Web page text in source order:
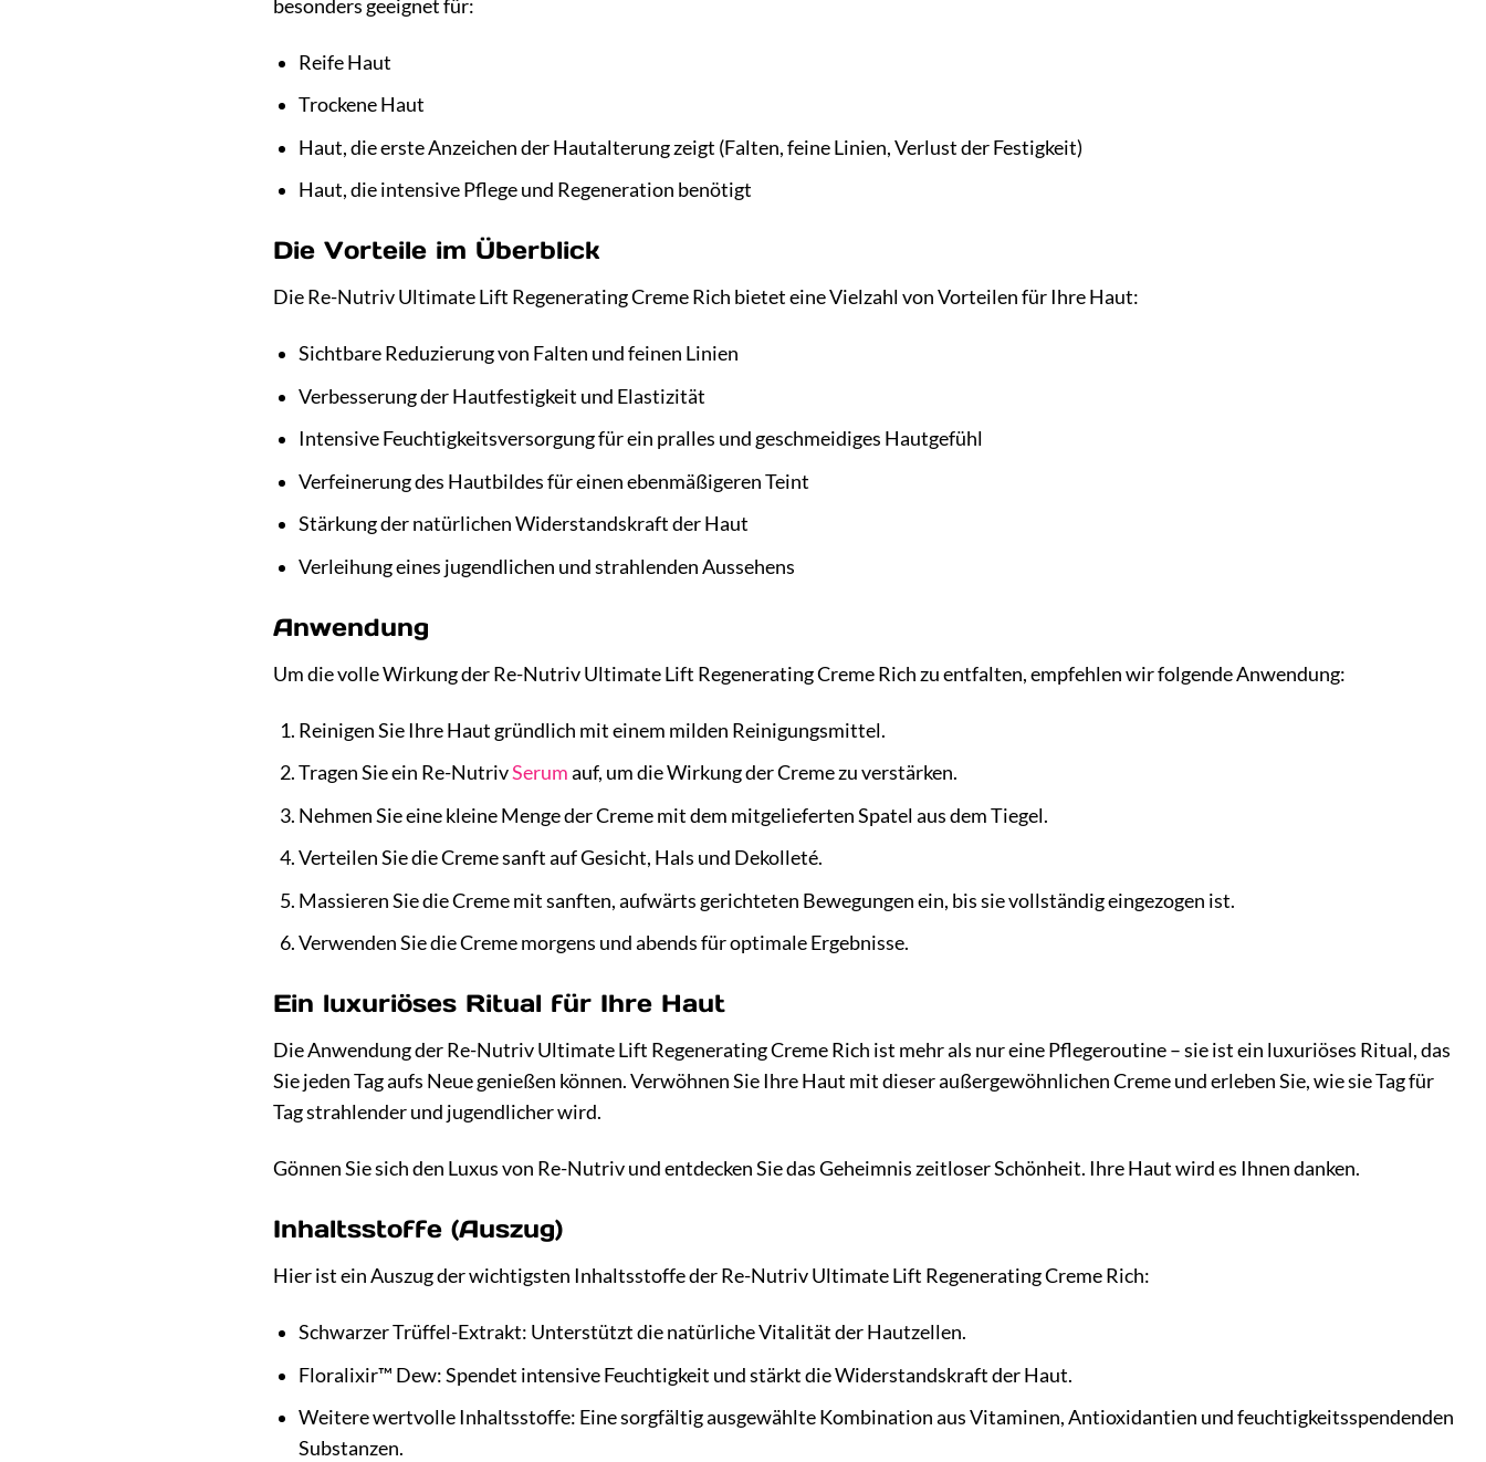
besonders geeignet für:
Reife Haut
Trockene Haut
Haut, die erste Anzeichen der Hautalterung zeigt (Falten, feine Linien, Verlust der Festigkeit)
Haut, die intensive Pflege und Regeneration benötigt
Die Vorteile im Überblick
Die Re-Nutriv Ultimate Lift Regenerating Creme Rich bietet eine Vielzahl von Vorteilen für Ihre Haut:
Sichtbare Reduzierung von Falten und feinen Linien
Verbesserung der Hautfestigkeit und Elastizität
Intensive Feuchtigkeitsversorgung für ein pralles und geschmeidiges Hautgefühl
Verfeinerung des Hautbildes für einen ebenmäßigeren Teint
Stärkung der natürlichen Widerstandskraft der Haut
Verleihung eines jugendlichen und strahlenden Aussehens
Anwendung
Um die volle Wirkung der Re-Nutriv Ultimate Lift Regenerating Creme Rich zu entfalten, empfehlen wir folgende Anwendung:
Reinigen Sie Ihre Haut gründlich mit einem milden Reinigungsmittel.
Tragen Sie ein Re-NutrivSerumauf, um die Wirkung der Creme zu verstärken.
Nehmen Sie eine kleine Menge der Creme mit dem mitgelieferten Spatel aus dem Tiegel.
Verteilen Sie die Creme sanft auf Gesicht, Hals und Dekolleté.
Massieren Sie die Creme mit sanften, aufwärts gerichteten Bewegungen ein, bis sie vollständig eingezogen ist.
Verwenden Sie die Creme morgens und abends für optimale Ergebnisse.
Ein luxuriöses Ritual für Ihre Haut
Die Anwendung der Re-Nutriv Ultimate Lift Regenerating Creme Rich ist mehr als nur eine Pflegeroutine – sie ist ein luxuriöses Ritual, das
Sie jeden Tag aufs Neue genießen können. Verwöhnen Sie Ihre Haut mit dieser außergewöhnlichen Creme und erleben Sie, wie sie Tag für
Tag strahlender und jugendlicher wird.
Gönnen Sie sich den Luxus von Re-Nutriv und entdecken Sie das Geheimnis zeitloser Schönheit. Ihre Haut wird es Ihnen danken.
Inhaltsstoffe (Auszug)
Hier ist ein Auszug der wichtigsten Inhaltsstoffe der Re-Nutriv Ultimate Lift Regenerating Creme Rich:
Schwarzer Trüffel-Extrakt: Unterstützt die natürliche Vitalität der Hautzellen.
Floralixir™ Dew: Spendet intensive Feuchtigkeit und stärkt die Widerstandskraft der Haut.
Weitere wertvolle Inhaltsstoffe: Eine sorgfältig ausgewählte Kombination aus Vitaminen, Antioxidantien und feuchtigkeitsspendenden
Substanzen.